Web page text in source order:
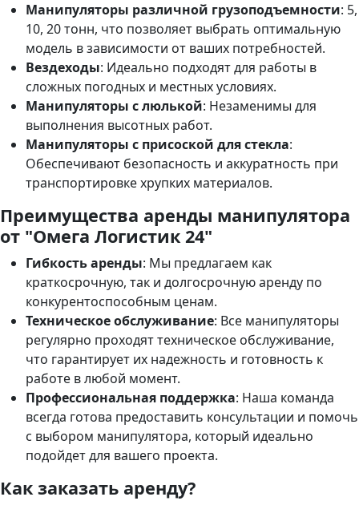
Манипуляторы различной грузоподъемности: 5,
10, 20 тонн, что позволяет выбрать оптимальную
модель в зависимости от ваших потребностей.
Вездеходы: Идеально подходят для работы в
сложных погодных и местных условиях.
Манипуляторы с люлькой: Незаменимы для
выполнения высотных работ.
Манипуляторы с присоской для стекла:
Обеспечивают безопасность и аккуратность при
транспортировке хрупких материалов.
Преимущества аренды манипулятора
от "Омега Логистик 24"
Гибкость аренды: Мы предлагаем как
краткосрочную, так и долгосрочную аренду по
конкурентоспособным ценам.
Техническое обслуживание: Все манипуляторы
регулярно проходят техническое обслуживание,
что гарантирует их надежность и готовность к
работе в любой момент.
Профессиональная поддержка: Наша команда
всегда готова предоставить консультации и помочь
с выбором манипулятора, который идеально
подойдет для вашего проекта.
Как заказать аренду?